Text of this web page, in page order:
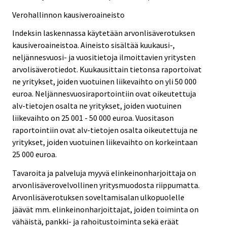
Verohallinnon kausiveroaineisto
Indeksin laskennassa käytetään arvonlisäverotuksen
kausiveroaineistoa. Aineisto sisältää kuukausi-,
neljännesvuosi- ja vuositietoja ilmoittavien yritysten
arvolisäverotiedot. Kuukausittain tietonsa raportoivat
ne yritykset, joiden vuotuinen liikevaihto on yli 50 000
euroa. Neljännesvuosiraportointiin ovat oikeutettuja
alv-tietojen osalta ne yritykset, joiden vuotuinen
liikevaihto on 25 001 - 50 000 euroa. Vuositason
raportointiin ovat alv-tietojen osalta oikeutettuja ne
yritykset, joiden vuotuinen liikevaihto on korkeintaan
25 000 euroa.
Tavaroita ja palveluja myyvä elinkeinonharjoittaja on
arvonlisäverovelvollinen yritysmuodosta riippumatta.
Arvonlisäverotuksen soveltamisalan ulkopuolelle
jäävät mm. elinkeinonharjoittajat, joiden toiminta on
vähäistä, pankki- ja rahoitustoiminta sekä eräät